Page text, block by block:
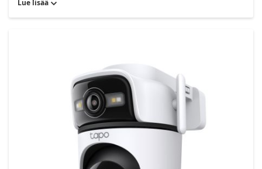
Lue lisää